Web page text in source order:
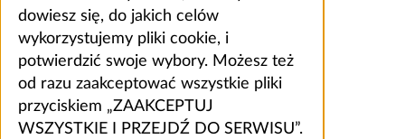
dowiesz się, do jakich celów
wykorzystujemy pliki cookie, i
potwierdzić swoje wybory. Możesz też
od razu zaakceptować wszystkie pliki
przyciskiem „ZAAKCEPTUJ
WSZYSTKIE I PRZEJDŹ DO SERWISU”.